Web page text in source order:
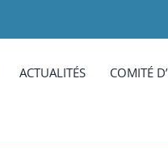
ACTUALITÉS COMITÉ